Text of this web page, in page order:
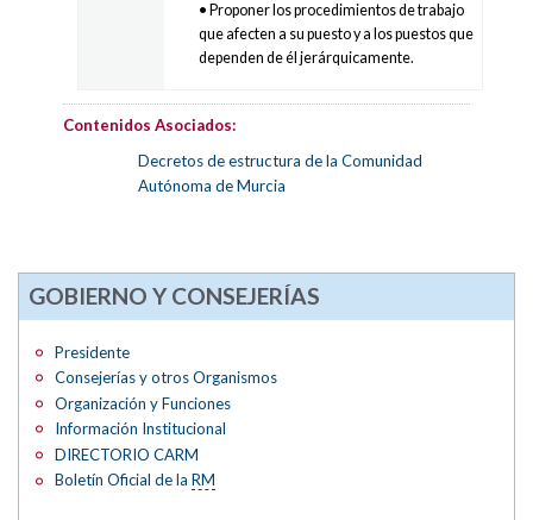
• Proponer los procedimientos de trabajo
que afecten a su puesto y a los puestos que
dependen de él jerárquicamente.
Contenidos Asociados:
Decretos de estructura de la Comunidad
Autónoma de Murcia
GOBIERNO Y CONSEJERÍAS
Presidente
Consejerías y otros Organismos
Organización y Funciones
Información Institucional
DIRECTORIO CARM
Boletín Oficial de laRM